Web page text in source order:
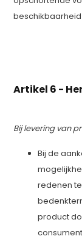
Artikel 6 -
Bij levering van
Bij de
redenen
product